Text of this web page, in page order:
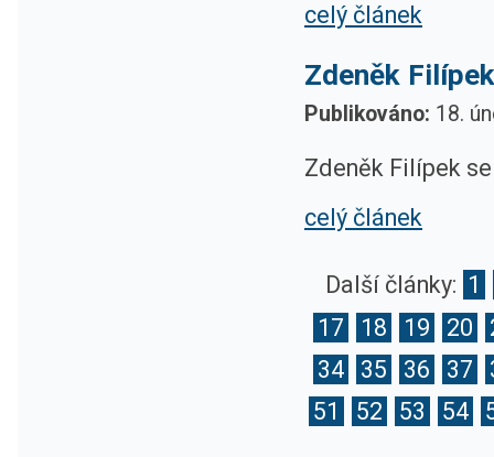
celý článek
Zdeněk
Publikováno: 18.
Zdeněk Filípek
celý článek
Další články: 1
17
18 19 20
34
35 36 37
51
52 53 54